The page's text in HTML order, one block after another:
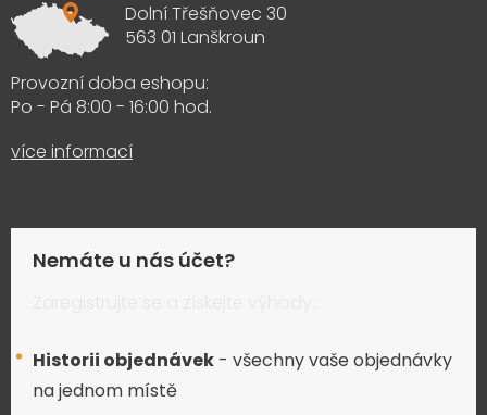
Dolní Třešňovec 30
563 01 Lanškroun
Provozní doba eshopu:
Po - Pá 8:00 - 16:00 hod.
více informací
Nemáte u nás účet?
Historii objednávek - všechny vaše objednávky
na jednom místě